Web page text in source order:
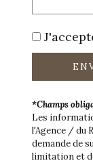
*Champs
Les
l'Agence / du
demande de
limitation et